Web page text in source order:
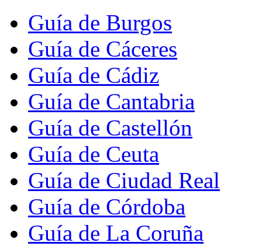
Guía de Burgos
Guía de Cáceres
Guía de Cádiz
Guía de Cantabria
Guía de Castellón
Guía de Ceuta
Guía de Ciudad Real
Guía de Córdoba
Guía de La Coruña